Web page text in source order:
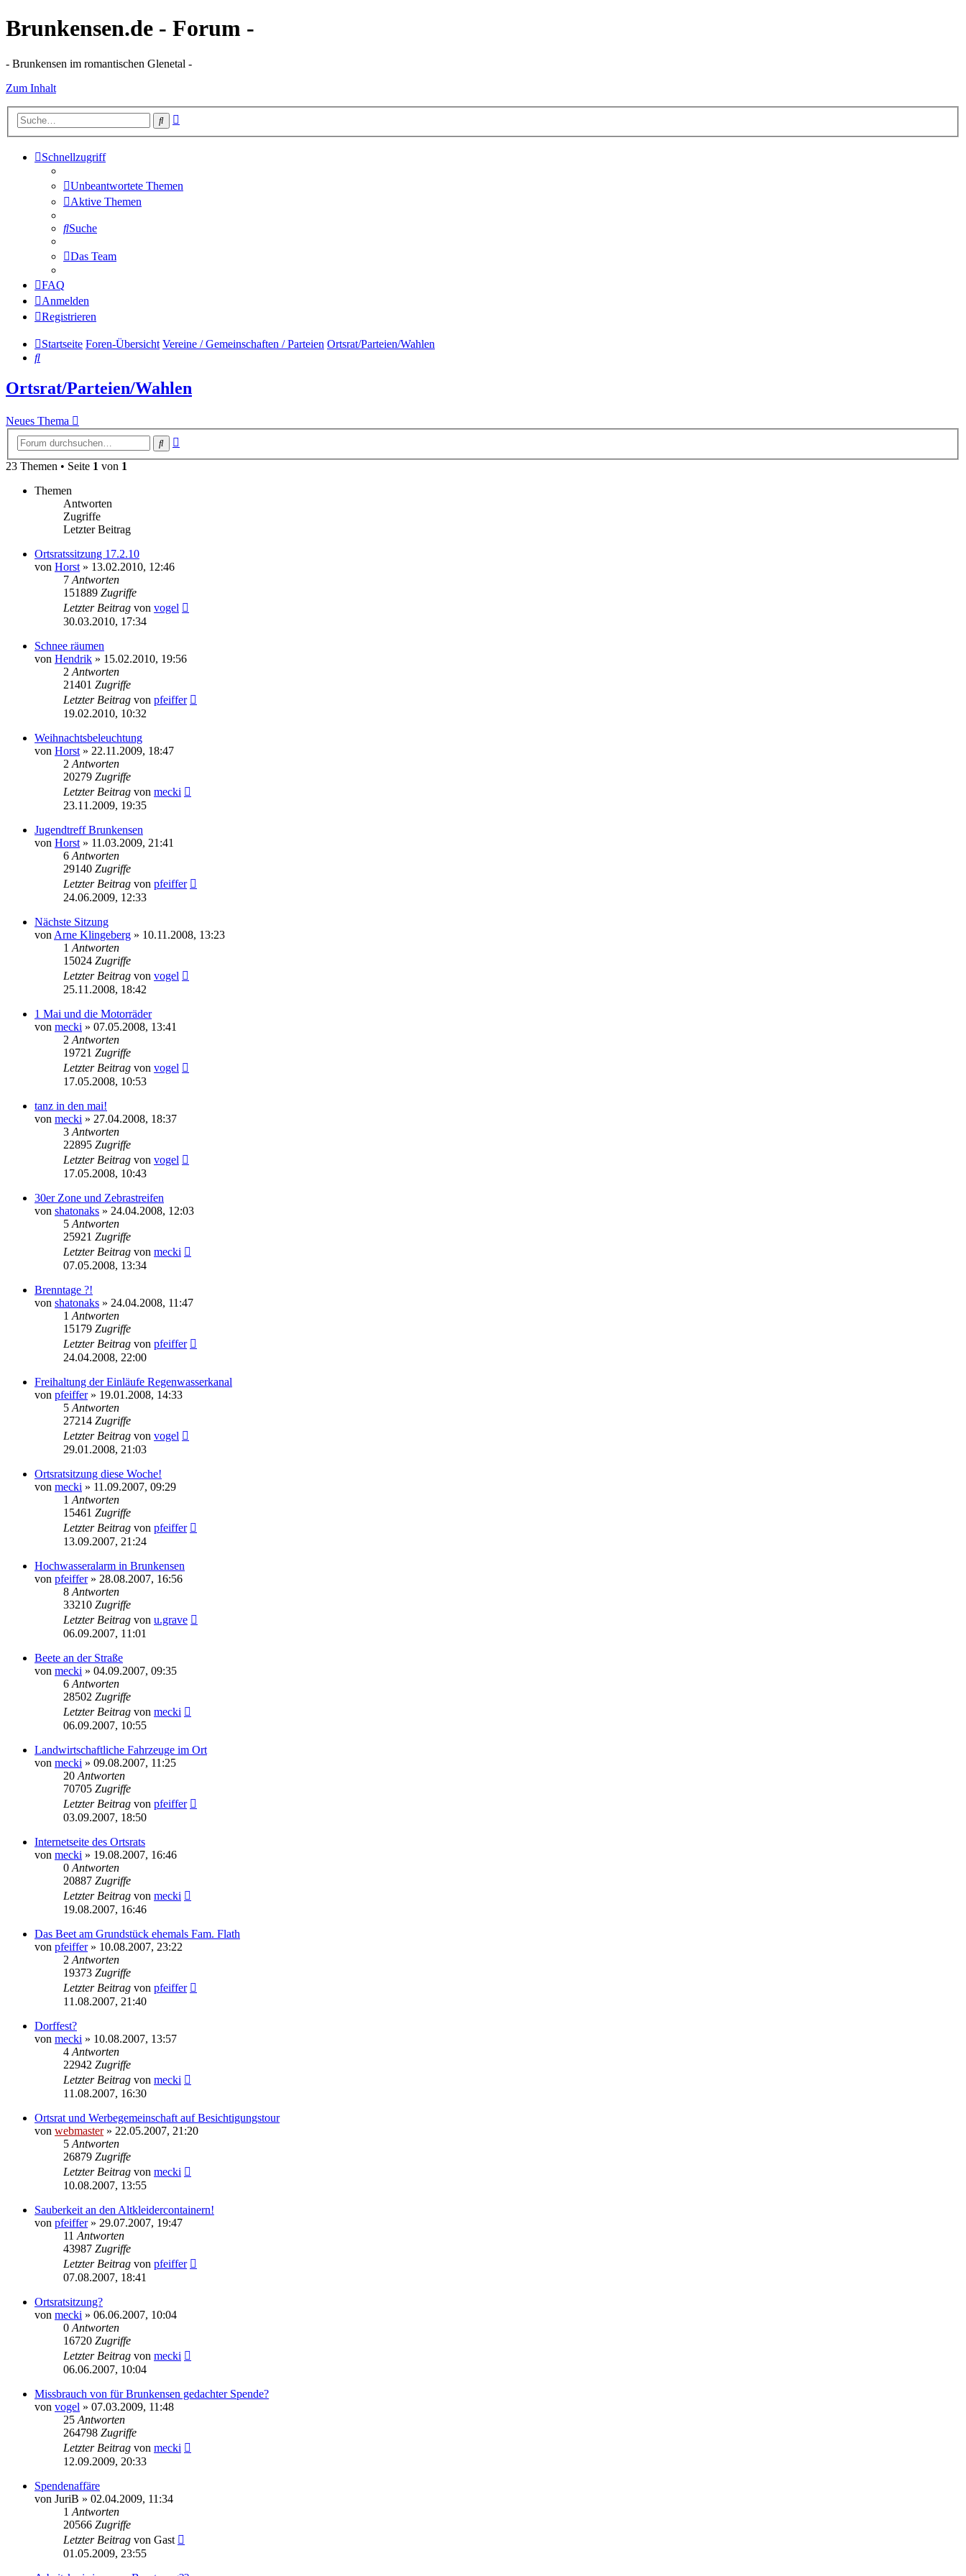
Brunkensen.de - Forum -
- Brunkensen im romantischen Glenetal -
Zum Inhalt
Suche
Schnellzugriff
Unbeantwortete Themen
Aktive Themen
Suche
Das Team
FAQ
Anmelden
Registrieren
Startseite Foren-Übersicht Vereine / Gemeinschaften / Parteien Ortsrat/Parteien/Wahlen
Suche
Ortsrat/Parteien/Wahlen
Neues Thema
Suche
23 Themen • Seite 1 von 1
Themen
Antworten
Zugriffe
Letzter Beitrag
Ortsratssitzung 17.2.10
von Horst » 13.02.2010, 12:46
7 Antworten
151889 Zugriffe
Letzter Beitrag von vogel
30.03.2010, 17:34
Schnee räumen
von Hendrik » 15.02.2010, 19:56
2 Antworten
21401 Zugriffe
Letzter Beitrag von pfeiffer
19.02.2010, 10:32
Weihnachtsbeleuchtung
von Horst » 22.11.2009, 18:47
2 Antworten
20279 Zugriffe
Letzter Beitrag von mecki
23.11.2009, 19:35
Jugendtreff Brunkensen
von Horst » 11.03.2009, 21:41
6 Antworten
29140 Zugriffe
Letzter Beitrag von pfeiffer
24.06.2009, 12:33
Nächste Sitzung
von Arne Klingeberg » 10.11.2008, 13:23
1 Antworten
15024 Zugriffe
Letzter Beitrag von vogel
25.11.2008, 18:42
1 Mai und die Motorräder
von mecki » 07.05.2008, 13:41
2 Antworten
19721 Zugriffe
Letzter Beitrag von vogel
17.05.2008, 10:53
tanz in den mai!
von mecki » 27.04.2008, 18:37
3 Antworten
22895 Zugriffe
Letzter Beitrag von vogel
17.05.2008, 10:43
30er Zone und Zebrastreifen
von shatonaks » 24.04.2008, 12:03
5 Antworten
25921 Zugriffe
Letzter Beitrag von mecki
07.05.2008, 13:34
Brenntage ?!
von shatonaks » 24.04.2008, 11:47
1 Antworten
15179 Zugriffe
Letzter Beitrag von pfeiffer
24.04.2008, 22:00
Freihaltung der Einläufe Regenwasserkanal
von pfeiffer» 19.01.2008, 14:33
5 Antworten
27214 Zugriffe
Letzter Beitrag von vogel
29.01.2008, 21:03
Ortsratsitzung diese Woche!
von mecki » 11.09.2007, 09:29
1 Antworten
15461 Zugriffe
Letzter Beitrag von pfeiffer
13.09.2007, 21:24
Hochwasseralarm in Brunkensen
von pfeiffer» 28.08.2007, 16:56
8 Antworten
33210 Zugriffe
Letzter Beitrag von u.grave
06.09.2007, 11:01
Beete an der Straße
von mecki » 04.09.2007, 09:35
6 Antworten
28502 Zugriffe
Letzter Beitrag von mecki
06.09.2007, 10:55
Landwirtschaftliche Fahrzeuge im Ort
von mecki » 09.08.2007, 11:25
20 Antworten
70705 Zugriffe
Letzter Beitrag von pfeiffer
03.09.2007, 18:50
Internetseite des Ortsrats
von mecki » 19.08.2007, 16:46
0 Antworten
20887 Zugriffe
Letzter Beitrag von mecki
19.08.2007, 16:46
Das Beet am Grundstück ehemals Fam. Flath
von pfeiffer» 10.08.2007, 23:22
2 Antworten
19373 Zugriffe
Letzter Beitrag von pfeiffer
11.08.2007, 21:40
Dorffest?
von mecki » 10.08.2007, 13:57
4 Antworten
22942 Zugriffe
Letzter Beitrag von mecki
11.08.2007, 16:30
Ortsrat und Werbegemeinschaft auf Besichtigungstour
von webmaster» 22.05.2007, 21:20
5 Antworten
26879 Zugriffe
Letzter Beitrag von mecki
10.08.2007, 13:55
Sauberkeit an den Altkleidercontainern!
von pfeiffer» 29.07.2007, 19:47
11 Antworten
43987 Zugriffe
Letzter Beitrag von pfeiffer
07.08.2007, 18:41
Ortsratsitzung?
von mecki » 06.06.2007, 10:04
0 Antworten
16720 Zugriffe
Letzter Beitrag von mecki
06.06.2007, 10:04
Missbrauch von für Brunkensen gedachter Spende?
von vogel » 07.03.2009, 11:48
25 Antworten
264798 Zugriffe
Letzter Beitrag von mecki
12.09.2009, 20:33
Spendenaffäre
von JuriB » 02.04.2009, 11:34
1 Antworten
20566 Zugriffe
Letzter Beitrag von Gast
01.05.2009, 23:55